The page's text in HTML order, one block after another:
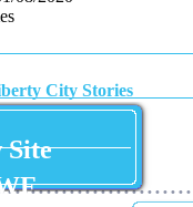
City Stories
• • • • • • • • • • • • • • • • • • • • • •
Site